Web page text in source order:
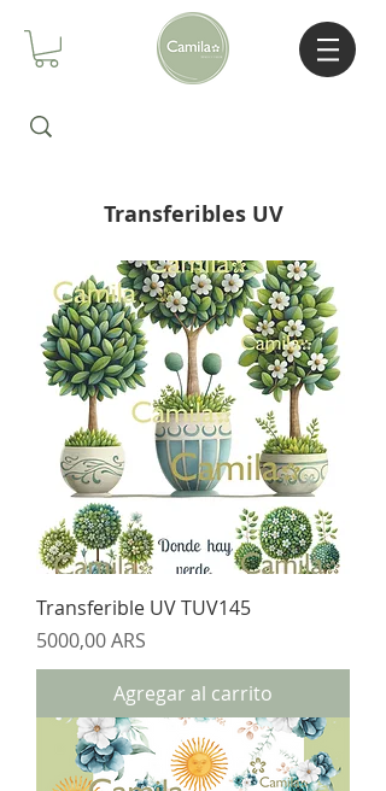
Transferibles UV
Transferible UV TUV145
Precio
5000,00 ARS
Agregar al carrito